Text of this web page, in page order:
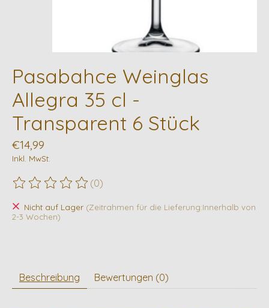
Pasabahce Weinglas
Allegra 35 cl -
Transparent 6 Stück
€14,99
Inkl. MwSt.
Die Bewertung dieses Produkts ist
(0)
Nicht auf Lager (Zeitrahmen für die Lieferung:Innerhalb von
2-3 Wochen)
Beschreibung Bewertungen (0)